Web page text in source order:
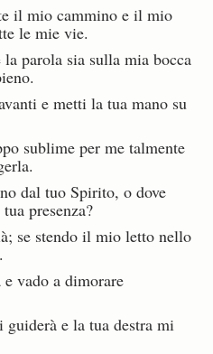
il mio cammino e il mio
le mie vie.
parola sia sulla mia bocca
e metti la tua mano su
sublime per me talmente
dal tuo Spirito, o dove
presenza?
se stendo il mio letto nello
vado a dimorare
guiderà e la tua destra mi